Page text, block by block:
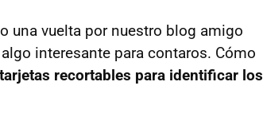
una vuelta por nuestro blog amigo
interesante para contaros. Cómo
recortables para identificar los